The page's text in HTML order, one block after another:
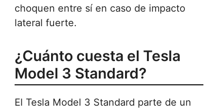
choquen entre sí en caso de impacto
lateral fuerte.
¿Cuánto cuesta el Tesla
Model 3 Standard?
El Tesla Model 3 Standard parte de un